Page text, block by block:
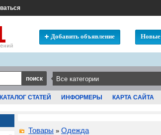
Добавить объявление Новые
КАТАЛОГ СТАТЕЙ ИНФОРМЕРЫ КАРТА САЙТА
Товары » Одежда